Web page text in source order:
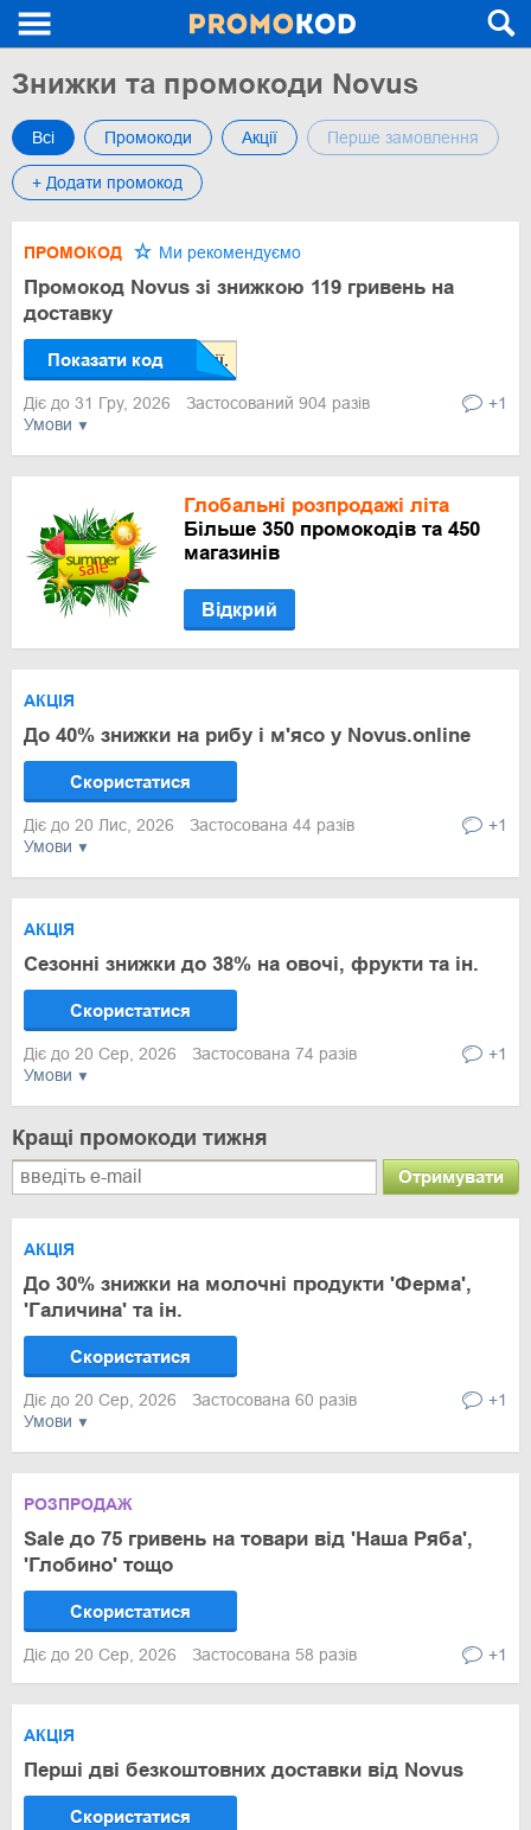
Знижки та промокоди Novus
Всі Промокоди Акції Перше замовлення
+ Додати промокод
Умови
ПРОМОКОД Ми рекомендуємо
Промокод Novus зі знижкою 119 гривень на
доставку
Показати код
Діє до 31 Гру, 2026 Застосований 904 разів +1
Глобальні розпродажі літа
Більше 350 промокодів та 450
магазинів
Відкрий
Умови
АКЦІЯ
До 40% знижки на рибу і м'ясо у Novus.online
Скористатися
Діє до 20 Лис, 2026 Застосована 44 разів +1
Умови
АКЦІЯ
Сезонні знижки до 38% на овочі, фрукти та ін.
Скористатися
Діє до 20 Сер, 2026 Застосована 74 разів +1
Кращі промокоди тижня
Отримувати
Умови
АКЦІЯ
До 30% знижки на молочні продукти 'Ферма',
'Галичина' та ін.
Скористатися
Діє до 20 Сер, 2026 Застосована 60 разів +1
РОЗПРОДАЖ
Sale до 75 гривень на товари від 'Наша Ряба',
'Глобино' тощо
Скористатися
Діє до 20 Сер, 2026 Застосована 58 разів +1
АКЦІЯ
Перші дві безкоштовних доставки від Novus
Скористатися